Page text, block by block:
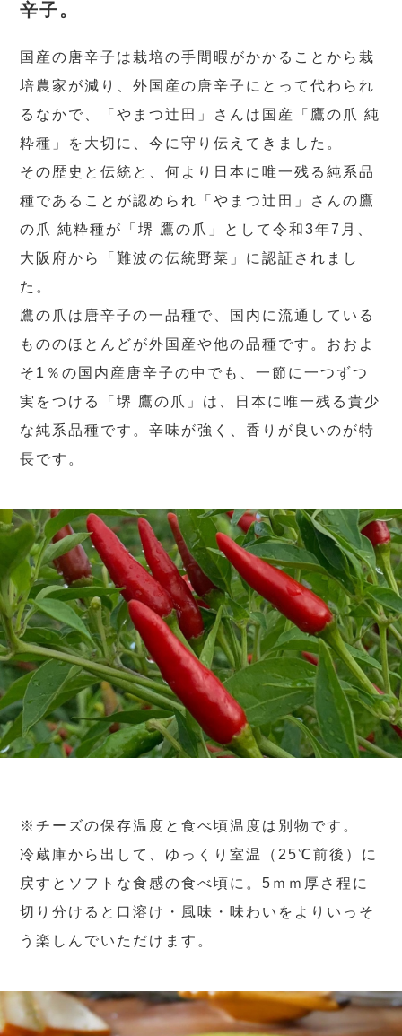
辛子。
国産の唐辛子は栽培の手間暇がかかることから栽
培農家が減り、外国産の唐辛子にとって代わられ
るなかで、「やまつ辻田」さんは国産「鷹の爪 純
粋種」を大切に、今に守り伝えてきました。
その歴史と伝統と、何より日本に唯一残る純系品
種であることが認められ「やまつ辻田」さんの鷹
の爪 純粋種が「堺 鷹の爪」として令和3年7月、
大阪府から「難波の伝統野菜」に認証されまし
た。
鷹の爪は唐辛子の一品種で、国内に流通している
もののほとんどが外国産や他の品種です。おおよ
そ1％の国内産唐辛子の中でも、一節に一つずつ
実をつける「堺 鷹の爪」は、日本に唯一残る貴少
な純系品種です。辛味が強く、香りが良いのが特
長です。
※チーズの保存温度と食べ頃温度は別物です。
冷蔵庫から出して、ゆっくり室温（25℃前後）に
戻すとソフトな食感の食べ頃に。5ｍｍ厚さ程に
切り分けると口溶け・風味・味わいをよりいっそ
う楽しんでいただけます。